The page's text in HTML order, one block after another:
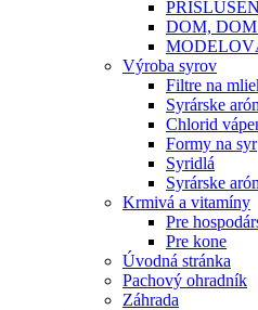
DOM,
Výroba syrov
Filtre na
Syrárske
Chlorid
Formy na syr
Syridlá
Syrárske
Krmivá a vitamíny
Pre
Pre kone
Úvodná stránka
Pachový ohradník
Záhrada